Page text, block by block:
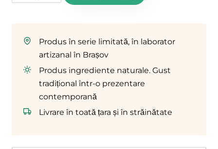
Biscuiți
Produs în serie limitată, în laborator
artizanal în Brașov
Produs ingrediente naturale. Gust
tradițional într-o prezentare
contemporană
Livrare în toată țara și în străinătate